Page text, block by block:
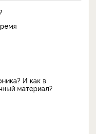
И как в
материал?